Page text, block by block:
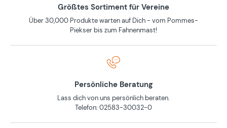
Größtes Sortiment für Vereine
Über 30,000 Produkte warten auf Dich - vom Pommes-
Piekser bis zum Fahnenmast!
Persönliche Beratung
Lass dich von uns persönlich beraten.
Telefon: 02583-30032-0